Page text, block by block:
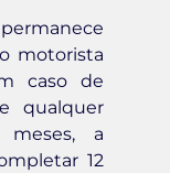
motorista
caso de
qualquer
meses, a
12